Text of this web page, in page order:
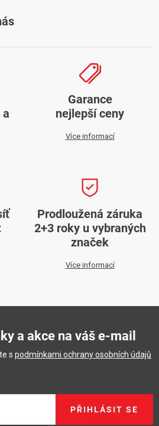
a
Garance
nejlepší ceny
Více informací
Prodloužená záruka
2+3 roky u vybraných
značek
Více informací
a akce na váš e-mail
s podmínkami ochrany osobních údajů
PŘIHLÁSIT SE